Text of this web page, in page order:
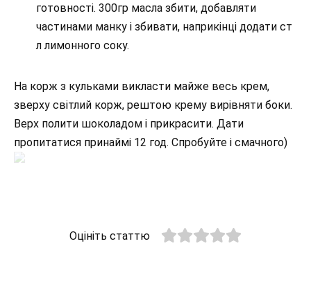
готовності. 300гр масла збити, добавляти
частинами манку і збивати, наприкінці додати ст
л лимонного соку.
На корж з кульками викласти майже весь крем,
зверху світлий корж, рештою крему вирівняти боки.
Верх полити шоколадом і прикрасити. Дати
пропитатися принаймі 12 год. Спробуйте і смачного)
Оцініть статтю